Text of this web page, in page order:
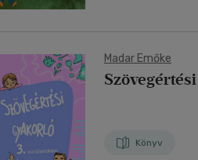
Madar Emőke
Könyv